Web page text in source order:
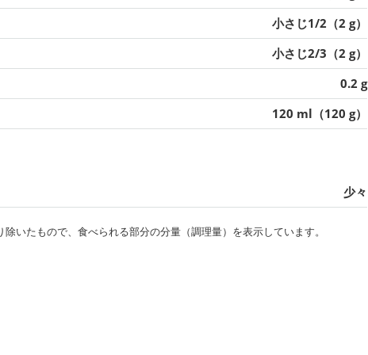
小さじ1/2（2 g）
小さじ2/3（2 g）
0.2 g
120 ml（120 g）
少々
いたもので、食べられる部分の分量（調理量）を表示しています。